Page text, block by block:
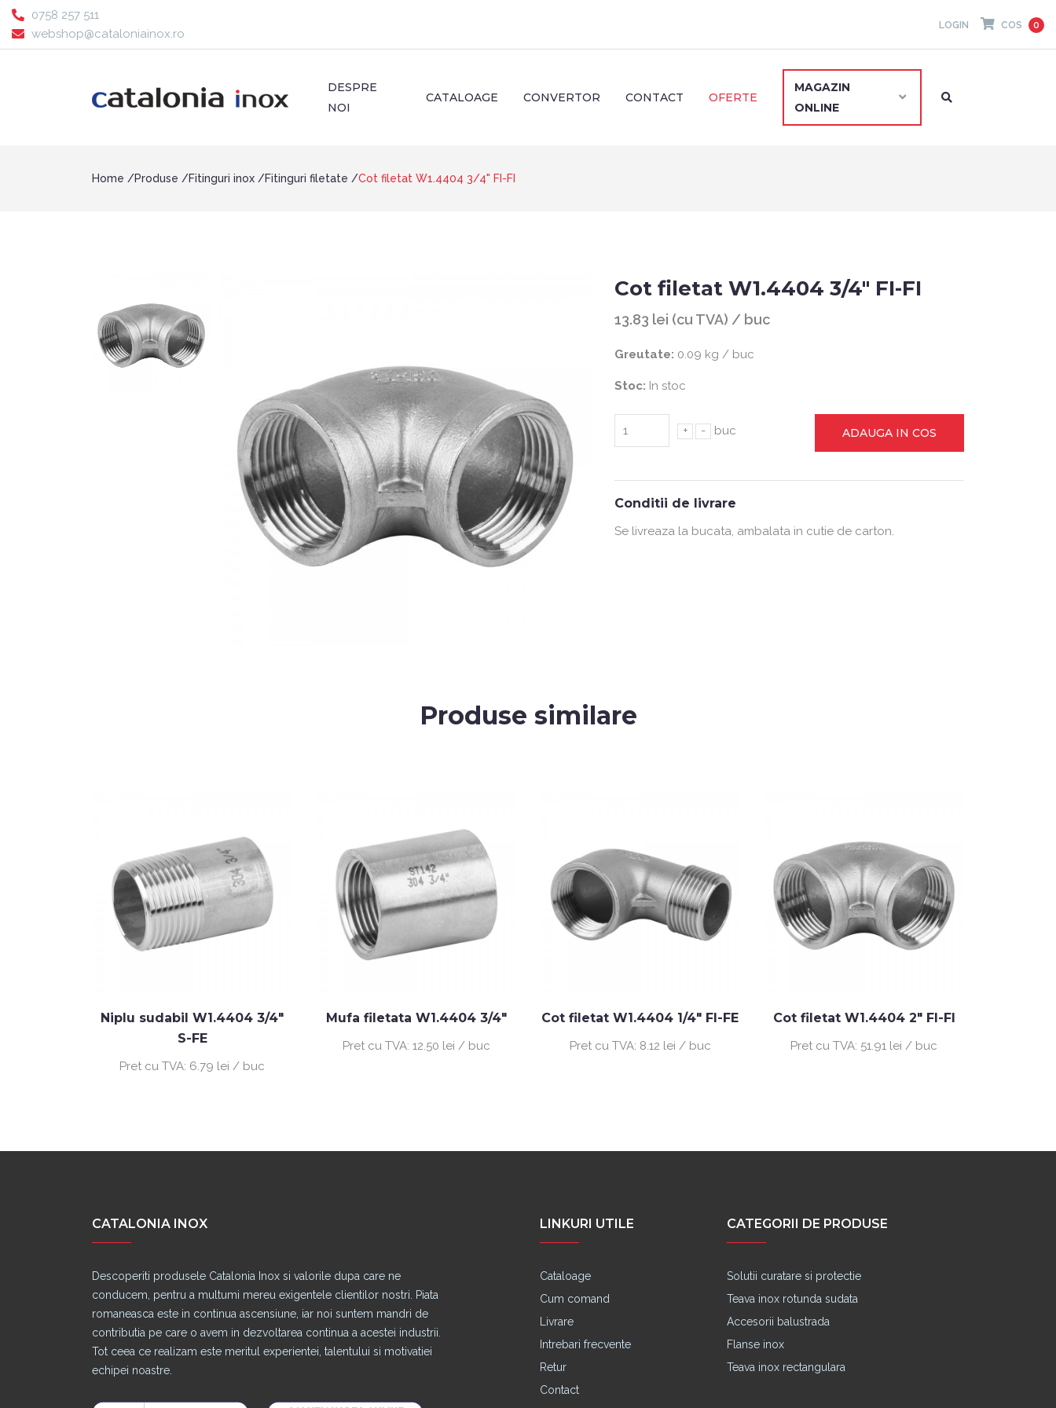
0758 257 511
webshop@cataloniainox.ro
LOGIN COS 0
DESPRE
NOI
CATALOAGE CONVERTOR CONTACT OFERTE
MAGAZIN
ONLINE
Home Produse Fitinguri inox Fitinguri filetate Cot filetat W1.4404 3/4" FI-FI
Cot filetat W1.4404 3/4" FI-FI
13.83 lei (cu TVA) / buc
Greutate: 0.09 kg / buc
Stoc: In stoc
+ - buc ADAUGA IN COS
Conditii de livrare
Se livreaza la bucata, ambalata in cutie de carton.
Produse similare
Niplu sudabil W1.4404 3/4"
S-FE
Pret cu TVA: 6.79 lei / buc
Mufa filetata W1.4404 3/4"
Pret cu TVA: 12.50 lei / buc
Cot filetat W1.4404 1/4" FI-FE
Pret cu TVA: 8.12 lei / buc
Cot filetat W1.4404 2" FI-FI
Pret cu TVA: 51.91 lei / buc
CATALONIA INOX
Descoperiti produsele Catalonia Inox si valorile dupa care ne
conducem, pentru a multumi mereu exigentele clientilor nostri. Piata
romaneasca este in continua ascensiune, iar noi suntem mandri de
contributia pe care o avem in dezvoltarea continua a acestei industrii.
Tot ceea ce realizam este meritul experientei, talentului si motivatiei
echipei noastre.
LINKURI UTILE
Cataloage
Cum comand
Livrare
Intrebari frecvente
Retur
Contact
CATEGORII DE PRODUSE
Solutii curatare si protectie
Teava inox rotunda sudata
Accesorii balustrada
Flanse inox
Teava inox rectangulara